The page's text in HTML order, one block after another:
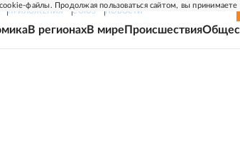
файлы. Продолжая пользоваться сайтом, вы принимаете
ПРИЛОЖЕНИЯ СОЮЗ НОВОСТИ
В регионахВ мире Происшествия